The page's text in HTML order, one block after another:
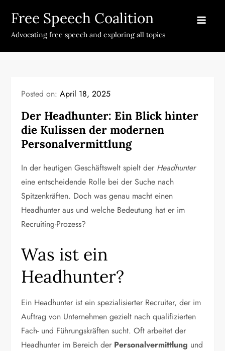
content
Free Speech Coalition
Advocating free speech and exploring all topics
Posted on:April 18, 2025
Der Headhunter: Ein Blick hinter
die Kulissen der modernen
Personalvermittlung
In der heutigen Geschäftswelt spielt der Headhunter
eine entscheidende Rolle bei der Suche nach
Spitzenkräften. Doch was genau macht einen
Headhunter aus und welche Bedeutung hat er im
Recruiting-Prozess?
Was ist ein
Headhunter?
Ein Headhunter ist ein spezialisierter Recruiter, der im
Auftrag von Unternehmen gezielt nach qualifizierten
Fach- und Führungskräften sucht. Oft arbeitet der
Headhunter im Bereich der Personalvermittlung und